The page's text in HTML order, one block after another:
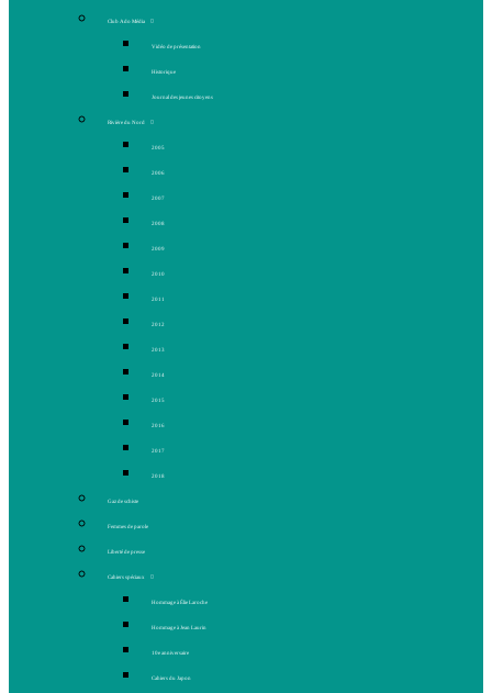
Club Ado Média
Vidéo de présentation
Historique
Journal des jeunes citoyens
Rivière du Nord
2005
2006
2007
2008
2009
2010
2011
2012
2013
2014
2015
2016
2017
2018
Gaz de schiste
Femmes de parole
Liberté de presse
Cahiers spéciaux
Hommage à Élie Laroche
Hommage à Jean Laurin
10e anniversaire
Cahiers du Japon